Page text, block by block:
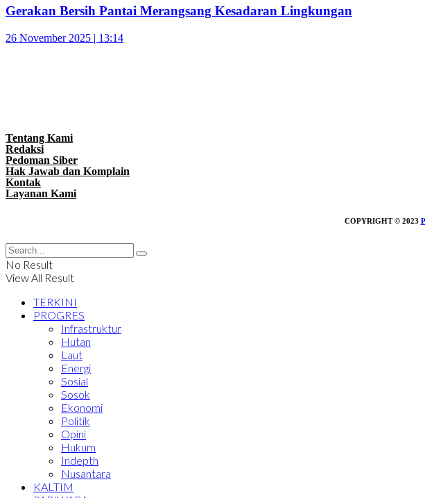
Gerakan Bersih Pantai Merangsang Kesadaran Lingkungan
26 November 2025 | 13:14
Tentang Kami
Redaksi
Pedoman Siber
Hak Jawab dan Komplain
Kontak
Layanan Kami
COPYRIGHT © 2023
No Result
View All Result
TERKINI
PROGRES
Infrastruktur
Hutan
Laut
Energi
Sosial
Sosok
Ekonomi
Politik
Opini
Hukum
Indepth
Nusantara
KALTIM